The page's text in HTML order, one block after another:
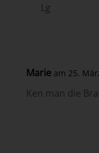
Lg
Marie am 25.
Ken man die